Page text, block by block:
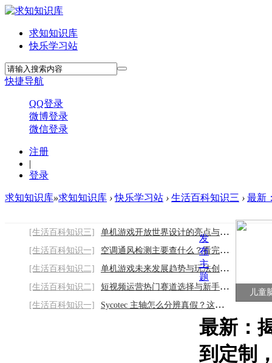
求知知识库
快乐学习站
快捷导航
QQ登录
微博登录
微信登录
注册
|
登录
求知知识库»求知知识库 › 快乐学习站 › 生活百科知识三 › 最新
[生活百科知识三]
单机游戏开放世界设计的亮点与游玩优势
[生活百科知识一]
空调通风检测主要查什么？看完就知道了
[生活百科知识二]
单机游戏未来发展趋势与玩法创新方向
[生活百科知识二]
短视频运营热门赛道选择与新手避坑攻略
[生活百科知识一]
Sycotec 主轴怎么分辨真假？这几招帮你辨明
儿童
发
布
主
题
最新：
到定制